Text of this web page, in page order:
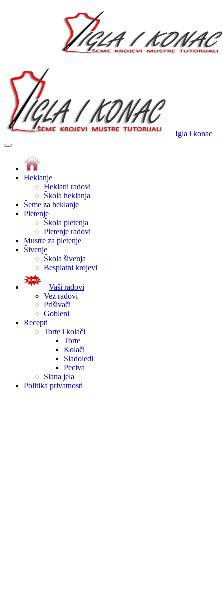
Igla i konac
Heklanje
Heklani radovi
Škola heklanja
Šeme za heklanje
Pletenje
Škola pletenja
Pletenje radovi
Mustre za pletenje
Šivenje
Škola šivenja
Besplatni krojevi
Vaši radovi
Vez radovi
Prišivači
Gobleni
Recepti
Torte i kolači
Torte
Kolači
Sladoledi
Peciva
Slana jela
Politika privatnosti